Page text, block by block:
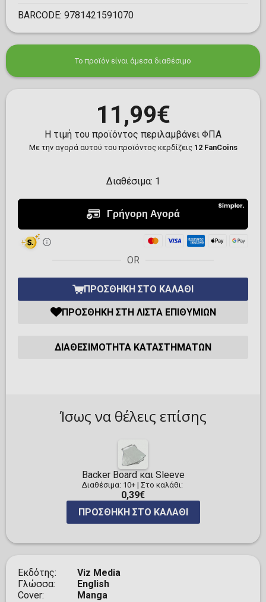
BARCODE: 9781421591070
Το προϊόν είναι άμεσα διαθέσιμο
11,99€
Η τιμή του προϊόντος περιλαμβάνει ΦΠΑ
Με την αγορά αυτού του προϊόντος κερδίζεις 12 FanCoins
Διαθέσιμα: 1
OR
ΠΡΟΣΘΉΚΗ ΣΤΟ ΚΑΛΆΘΙ
ΠΡΟΣΘΉΚΗ ΣΤΗ ΛΊΣΤΑ ΕΠΙΘΥΜΙΏΝ
ΔΙΑΘΕΣΙΜΌΤΗΤΑ ΚΑΤΑΣΤΗΜΆΤΩΝ
Ίσως να θέλεις επίσης
Backer Board και Sleeve
Διαθέσιμα: 10+| Στο καλάθι:
0,39€
ΠΡΟΣΘΉΚΗ ΣΤΟ ΚΑΛΆΘΙ
Εκδότης
Viz Media
Γλώσσα
English
Cover
Manga